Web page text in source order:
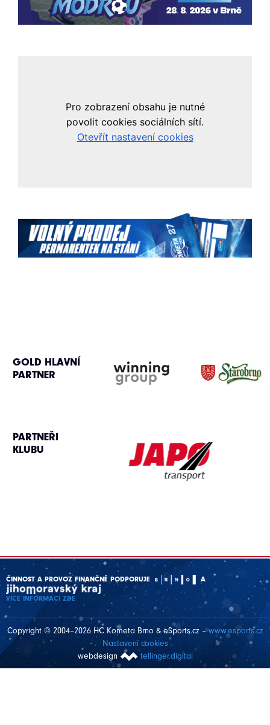
GOLD HLAVNÍ
PARTNER
PARTNEŘI
KLUBU
ČINNOST A PROVOZ FINANČNĚ PODPORUJE A
VÍCE INFORMACÍ ZDE
Copyright © 2004–2026 HC Kometa Brno & eSports.cz –www.esports.cz
Nastavení cookies
webdesign
tellinger.digital